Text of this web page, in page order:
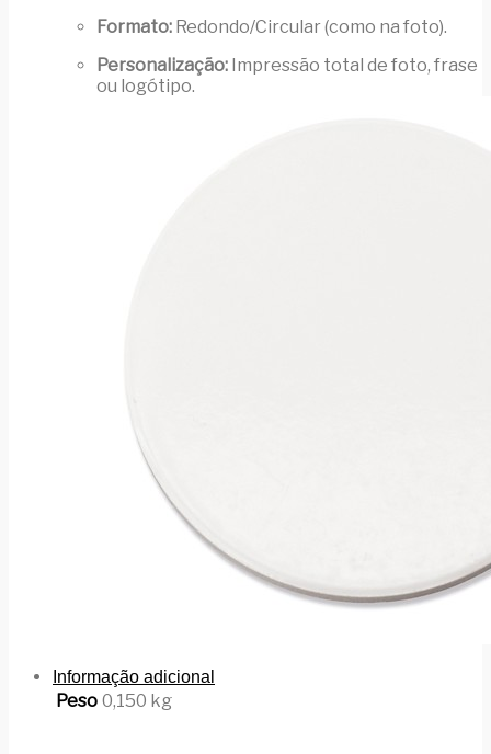
Formato: Redondo/Circular (como na foto).
Personalização: Impressão total de foto, frase
ou logótipo.
Informação adicional
Peso 0,150 kg